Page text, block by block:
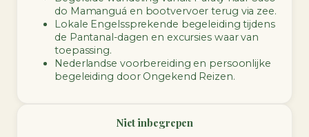
do Mamanguá en bootvervoer terug via zee.
Lokale Engelssprekende begeleiding tijdens
de Pantanal-dagen en excursies waar van
toepassing.
Nederlandse voorbereiding en persoonlijke
begeleiding door Ongekend Reizen.
Niet inbegrepen